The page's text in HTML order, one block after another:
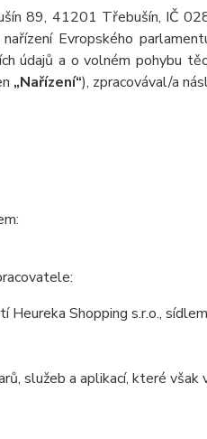
89, 41201 Třebušín, IČ
Evropského
údajů a o volném pohybu
„Nařízení“), zpracovával/a
Shopping s.r.o.,
služeb a aplikací, které však